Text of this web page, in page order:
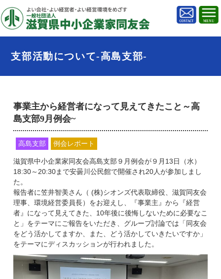
支部活動について-高島支部-
事業主から経営者になって見えてきたこと～高
島支部9月例会~
高島支部 例会レポート
滋賀県中小企業家同友会高島支部９月例会が９月13日（水）
18:30～20:30まで安曇川公民館で開催され20人が参加しまし
た。
報告者に笠井智美さん（ (株)シオンズ代表取締役、滋賀同友会
理事、環境経営委員長）をお迎えし、『事業主』から『経営
者』になって見えてきた、10年後に後悔しないために必要なこ
と」をテーマにご報告をいただき、グループ討論では「同友会
をどう活かしてますか、また、どう活かしていきたいですか」
をテーマにディスカッションが行われました。